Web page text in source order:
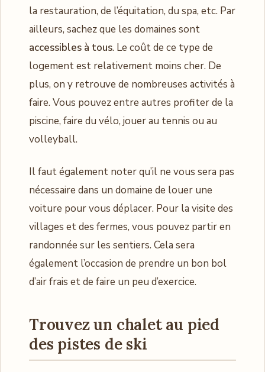
la restauration, de l’équitation, du spa, etc. Par
ailleurs, sachez que les domaines sont
accessibles à tous. Le coût de ce type de
logement est relativement moins cher. De
plus, on y retrouve de nombreuses activités à
faire. Vous pouvez entre autres profiter de la
piscine, faire du vélo, jouer au tennis ou au
volleyball.
Il faut également noter qu’il ne vous sera pas
nécessaire dans un domaine de louer une
voiture pour vous déplacer. Pour la visite des
villages et des fermes, vous pouvez partir en
randonnée sur les sentiers. Cela sera
également l’occasion de prendre un bon bol
d’air frais et de faire un peu d’exercice.
Trouvez un chalet au pied
des pistes de ski